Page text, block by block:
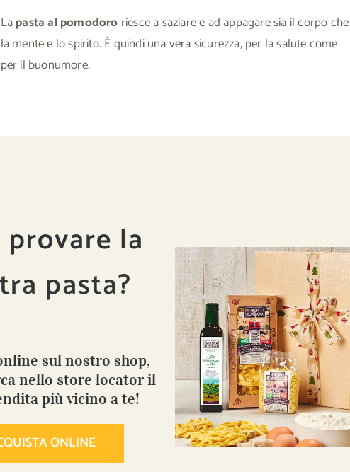
Lapasta al pomodoro riesce a saziare e ad appagare sia il corpo che
la mente e lo spirito. È quindi una vera sicurezza, per la salute come
per il buonumore.
la
pasta?
sul nostro shop,
nello store locator il
più vicino a te!
ONLINE